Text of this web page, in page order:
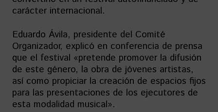
carácter internacional.
Eduardo Ávila, presidente del Comité
Organizador, explicó en conferencia de prensa
que el festival «pretende promover la difusión
de este género, la obra de jóvenes artistas,
así como propiciar la creación de espacios fijos
para las presentaciones de los ejecutores de
esta modalidad musical».